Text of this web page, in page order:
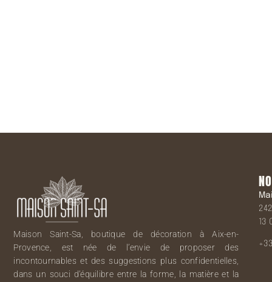
Maison Saint-Sa, boutique de décoration à Aix-en-
Provence, est née de l’envie de proposer des
incontournables et des suggestions plus confidentielles,
dans un souci d’équilibre entre la forme, la matière et la
13